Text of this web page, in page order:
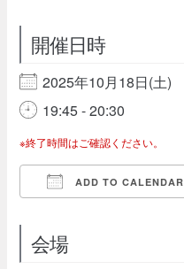
開催日時
2025年10月18日(土)
19:45 - 20:30
※終了時間はご確認ください。
ADD TO CALENDAR
会場